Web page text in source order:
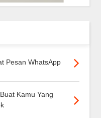
Pesan WhatsApp
Kamu Yang